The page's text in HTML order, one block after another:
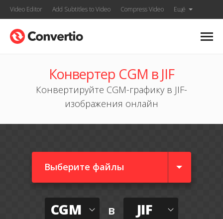
Video Editor Add Subtitles to Video Compress Video Ещё
Конвертер CGM в JIF
Конвертируйте CGM-графику в JIF-
изображения онлайн
Выберите файлы
CGM в JIF